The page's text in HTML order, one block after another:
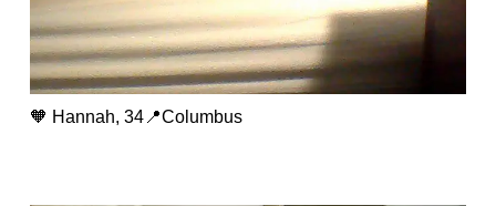
🧡 Hannah, 34📍Columbus